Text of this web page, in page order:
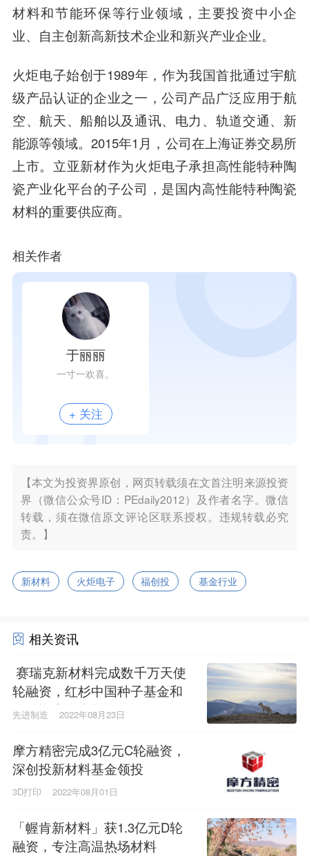
材料和节能环保等行业领域，主要投资中小企
业、自主创新高新技术企业和新兴产业企业。
火炬电子始创于1989年，作为我国首批通过宇航
级产品认证的企业之一，公司产品广泛应用于航
空、航天、船舶以及通讯、电力、轨道交通、新
能源等领域。2015年1月，公司在上海证券交易所
上市。立亚新材作为火炬电子承担高性能特种陶
瓷产业化平台的子公司，是国内高性能特种陶瓷
材料的重要供应商。
相关作者
于丽丽
一寸一欢喜。
+ 关注
【本文为投资界原创，网页转载须在文首注明来源投资
界（微信公众号ID：PEdaily2012）及作者名字。微信
转载，须在微信原文评论区联系授权。违规转载必究
责。】
新材料 火炬电子 福创投 基金行业
相关资讯
赛瑞克新材料完成数千万天使
轮融资，红杉中国种子基金和
绿动资本联合投资
先进制造 2022年08月23日
摩方精密完成3亿元C轮融资，
深创投新材料基金领投
3D打印 2022年08月01日
「幄肯新材料」获1.3亿元D轮
融资，专注高温热场材料